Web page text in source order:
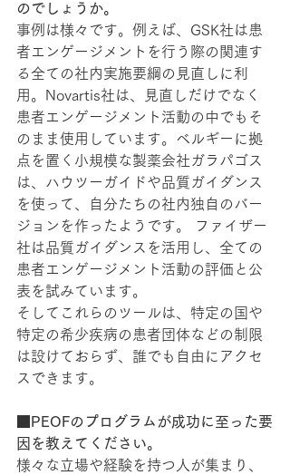
のでしょうか。
事例は様々です。例えば、GSK社は患
者エンゲージメントを行う際の関連す
る全ての社内実施要綱の見直しに利
用。Novartis社は、見直しだけでなく
患者エンゲージメント活動の中でもそ
のまま使用しています。ベルギーに拠
点を置く小規模な製薬会社ガラパゴス
は、ハウツーガイドや品質ガイダンス
を使って、自分たちの社内独自のバー
ジョンを作ったようです。 ファイザー
社は品質ガイダンスを活用し、全ての
患者エンゲージメント活動の評価と公
表を試みています。
そしてこれらのツールは、特定の国や
特定の希少疾病の患者団体などの制限
は設けておらず、誰でも自由にアクセ
スできます。
■PEOFのプログラムが成功に至った要
因を教えてください。
様々な立場や経験を持つ人が集まり、